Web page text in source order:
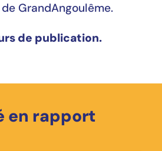
GrandAngoulême.
de publication.
en rapport